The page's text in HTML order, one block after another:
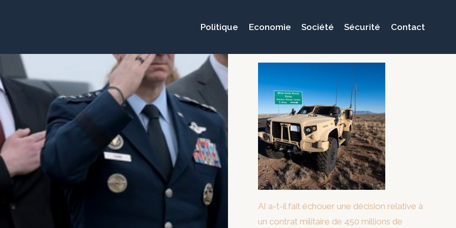
Politique Economie Société Sécurité Contact
AI a-t-il fait échouer une décision relative à
un contrat militaire de 450 millions de